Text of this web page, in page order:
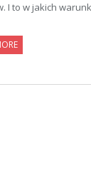
I to w jakich